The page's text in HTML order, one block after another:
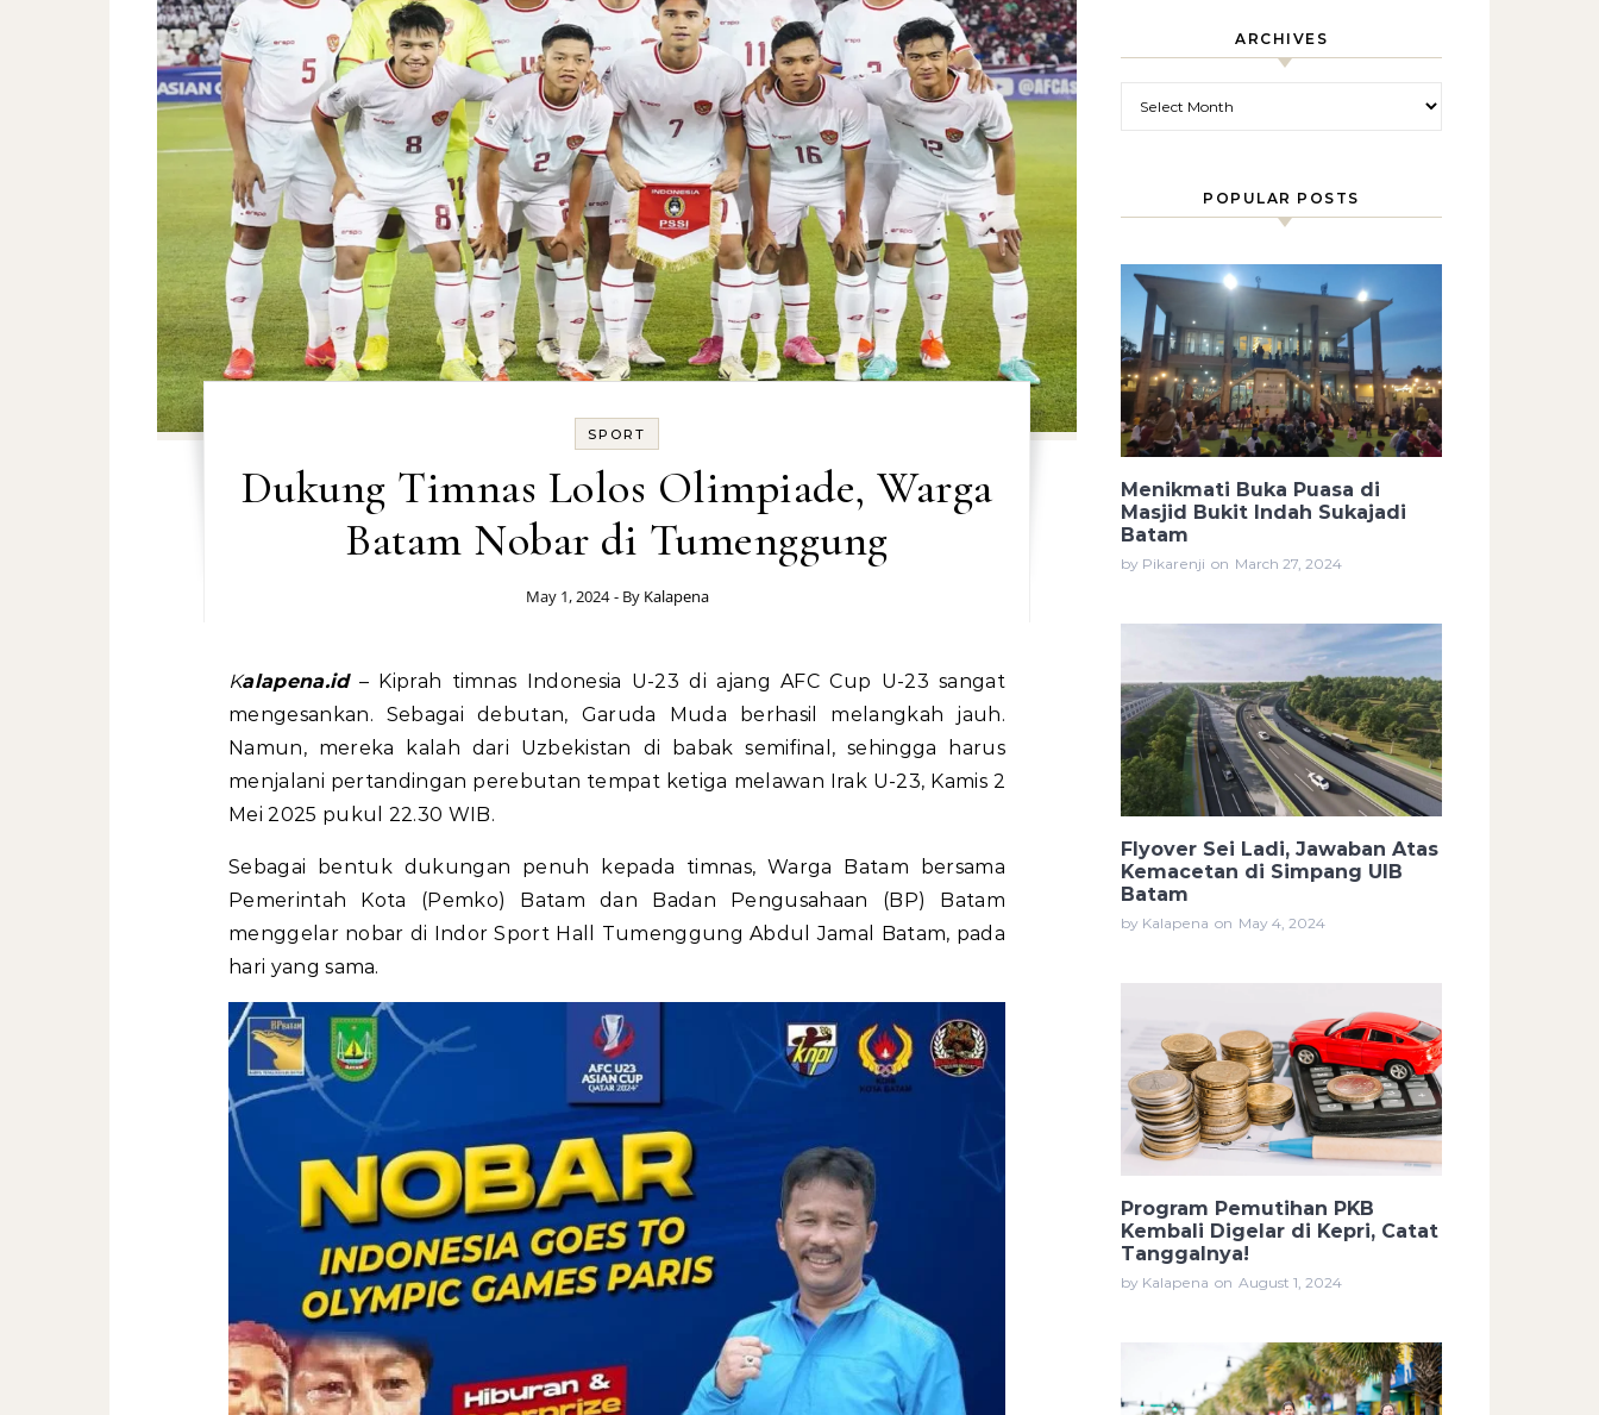
SPORT
Dukung Timnas Lolos Olimpiade, Warga
Batam Nobar di Tumenggung
May 1, 2024 - By Kalapena
Kalapena.id– Kiprah timnas Indonesia U-23 di ajang AFC Cup U-23 sangat
mengesankan. Sebagai debutan, Garuda Muda berhasil melangkah jauh.
Namun, mereka kalah dari Uzbekistan di babak semifinal, sehingga harus
menjalani pertandingan perebutan tempat ketiga melawan Irak U-23, Kamis 2
Mei 2025 pukul 22.30 WIB.
Sebagai bentuk dukungan penuh kepada timnas, Warga Batam bersama
Pemerintah Kota (Pemko) Batam dan Badan Pengusahaan (BP) Batam
menggelar nobar di Indor Sport Hall Tumenggung Abdul Jamal Batam, pada
hari yang sama.
ARCHIVES
POPULAR POSTS
Menikmati Buka Puasa di
Masjid Bukit Indah Sukajadi
Batam
by Pikarenji on March 27, 2024
Flyover Sei Ladi, Jawaban Atas
Kemacetan di Simpang UIB
Batam
by Kalapena on May 4, 2024
Program Pemutihan PKB
Kembali Digelar di Kepri, Catat
Tanggalnya!
by Kalapena on August 1, 2024